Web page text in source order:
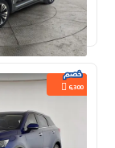
مستعملة 40,229 كم
6,300